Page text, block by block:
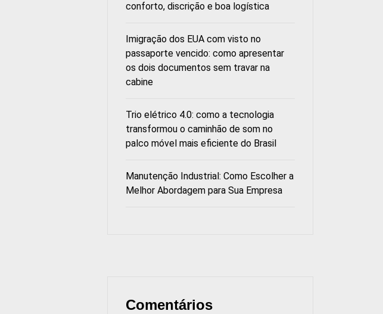
conforto, discrição e boa logística
Imigração dos EUA com visto no
passaporte vencido: como apresentar
os dois documentos sem travar na
cabine
Trio elétrico 4.0: como a tecnologia
transformou o caminhão de som no
palco móvel mais eficiente do Brasil
Manutenção Industrial: Como Escolher a
Melhor Abordagem para Sua Empresa
Comentários